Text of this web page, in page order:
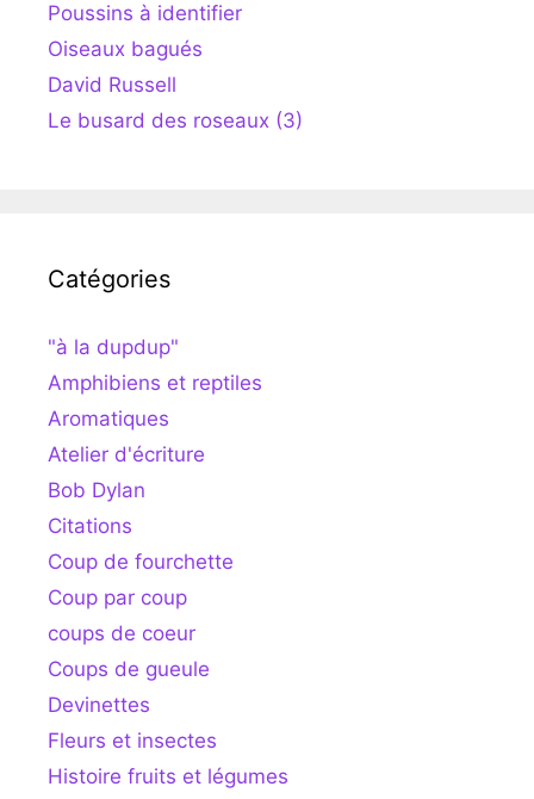
Poussins à identifier
Oiseaux bagués
David Russell
Le busard des roseaux (3)
Catégories
"à la dupdup"
Amphibiens et reptiles
Aromatiques
Atelier d'écriture
Bob Dylan
Citations
Coup de fourchette
Coup par coup
coups de coeur
Coups de gueule
Devinettes
Fleurs et insectes
Histoire fruits et légumes